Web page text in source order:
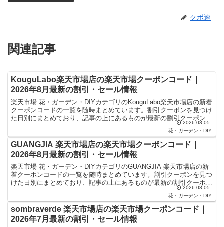
クポ速
関連記事
KouguLabo楽天市場店の楽天市場クーポンコード｜
2026年8月最新の割引・セール情報
楽天市場 花・ガーデン・DIYカテゴリのKouguLabo楽天市場店の新着
クーポンコードの一覧を随時まとめています。割引クーポンを見つけ
た日別にまとめており、記事の上にあるものが最新の割引クーポンに
2026.08.05
花・ガーデン・DIY
GUANGJIA 楽天市場店の楽天市場クーポンコード｜
2026年8月最新の割引・セール情報
楽天市場 花・ガーデン・DIYカテゴリのGUANGJIA 楽天市場店の新
着クーポンコードの一覧を随時まとめています。割引クーポンを見つ
けた日別にまとめており、記事の上にあるものが最新の割引クーポン
2026.08.05
花・ガーデン・DIY
sombraverde 楽天市場店の楽天市場クーポンコード｜
2026年7月最新の割引・セール情報